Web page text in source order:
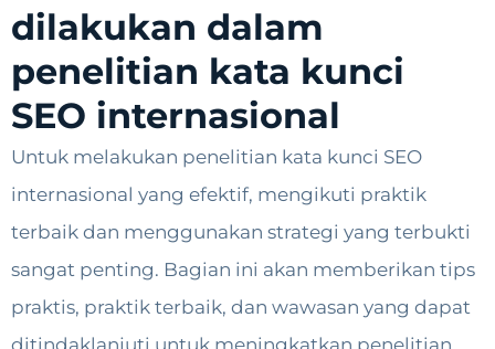
dilakukan dalam
penelitian kata kunci
SEO internasional
Untuk melakukan penelitian kata kunci SEO
internasional yang efektif, mengikuti praktik
terbaik dan menggunakan strategi yang terbukti
sangat penting. Bagian ini akan memberikan tips
praktis, praktik terbaik, dan wawasan yang dapat